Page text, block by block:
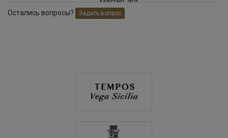
Остались вопросы? Задать вопрос